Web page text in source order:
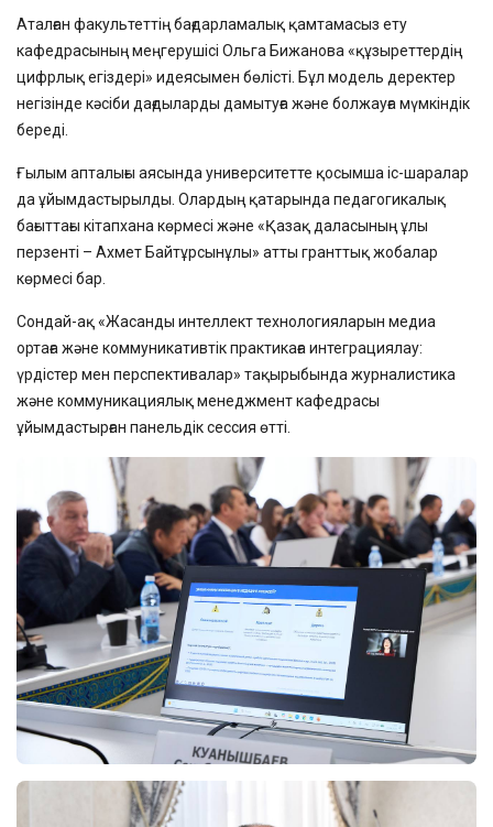
Аталған факультеттің бағдарламалық қамтамасыз ету
кафедрасының меңгерушісі Ольга Бижанова «құзыреттердің
цифрлық егіздері» идеясымен бөлісті. Бұл модель деректер
негізінде кәсіби дағдыларды дамытуға және болжауға мүмкіндік
береді.
Ғылым апталығы аясында университетте қосымша іс-шаралар
да ұйымдастырылды. Олардың қатарында педагогикалық
бағыттағы кітапхана көрмесі және «Қазақ даласының ұлы
перзенті – Ахмет Байтұрсынұлы» атты гранттық жобалар
көрмесі бар.
Сондай-ақ «Жасанды интеллект технологияларын медиа
ортаға және коммуникативтік практикаға интеграциялау:
үрдістер мен перспективалар» тақырыбында журналистика
және коммуникациялық менеджмент кафедрасы
ұйымдастырған панельдік сессия өтті.